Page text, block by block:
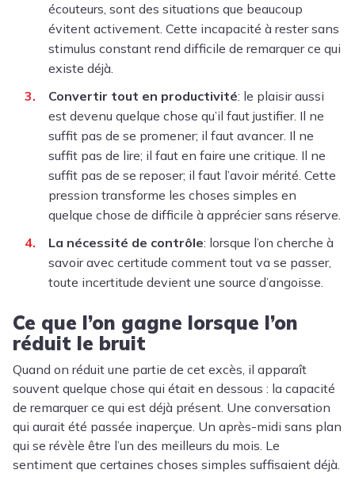
écouteurs, sont des situations que beaucoup
évitent activement. Cette incapacité à rester sans
stimulus constant rend difficile de remarquer ce qui
existe déjà.
Convertir tout en productivité: le plaisir aussi
est devenu quelque chose qu’il faut justifier. Il ne
suffit pas de se promener; il faut avancer. Il ne
suffit pas de lire; il faut en faire une critique. Il ne
suffit pas de se reposer; il faut l’avoir mérité. Cette
pression transforme les choses simples en
quelque chose de difficile à apprécier sans réserve.
La nécessité de contrôle: lorsque l’on cherche à
savoir avec certitude comment tout va se passer,
toute incertitude devient une source d’angoisse.
Ce que l’on gagne lorsque l’on
réduit le bruit
Quand on réduit une partie de cet excès, il apparaît
souvent quelque chose qui était en dessous : la capacité
de remarquer ce qui est déjà présent. Une conversation
qui aurait été passée inaperçue. Un après-midi sans plan
qui se révèle être l’un des meilleurs du mois. Le
sentiment que certaines choses simples suffisaient déjà.